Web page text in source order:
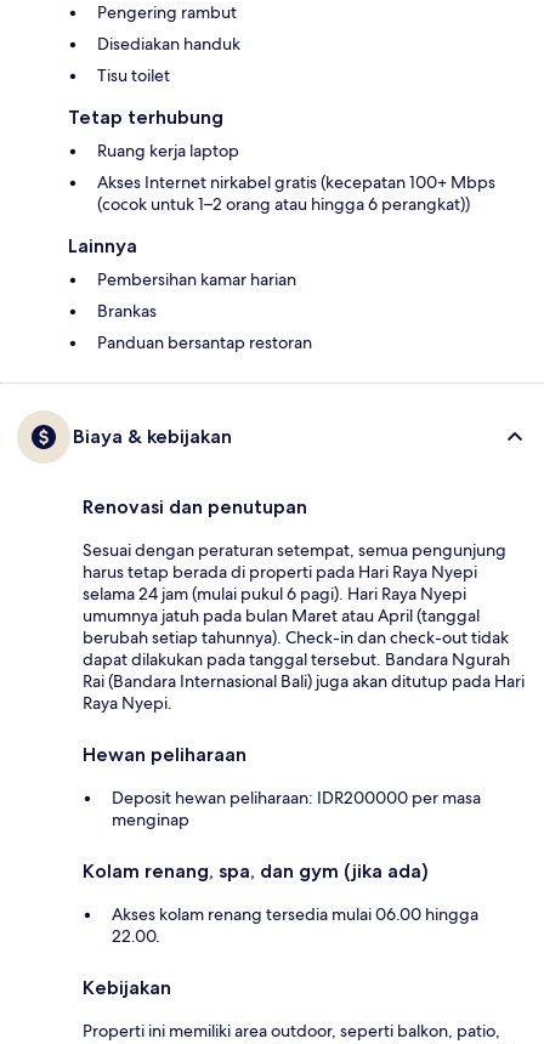
Pengering rambut
Disediakan handuk
Tisu toilet
Tetap terhubung
Ruang kerja laptop
Akses Internet nirkabel gratis (kecepatan 100+ Mbps
(cocok untuk 1–2 orang atau hingga 6 perangkat))
Lainnya
Pembersihan kamar harian
Brankas
Panduan bersantap restoran
Biaya & kebijakan
Renovasi dan penutupan
Sesuai dengan peraturan setempat, semua pengunjung
harus tetap berada di properti pada Hari Raya Nyepi
selama 24 jam (mulai pukul 6 pagi). Hari Raya Nyepi
umumnya jatuh pada bulan Maret atau April (tanggal
berubah setiap tahunnya). Check-in dan check-out tidak
dapat dilakukan pada tanggal tersebut. Bandara Ngurah
Rai (Bandara Internasional Bali) juga akan ditutup pada Hari
Raya Nyepi.
Hewan peliharaan
Deposit hewan peliharaan: IDR200000 per masa
menginap
Kolam renang, spa, dan gym (jika ada)
Akses kolam renang tersedia mulai 06.00 hingga
22.00.
Kebijakan
Properti ini memiliki area outdoor, seperti balkon, patio,